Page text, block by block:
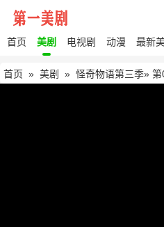
首页 美剧 电视剧 动漫 最新
首页 » 美剧 » 怪奇物语第三季» 第